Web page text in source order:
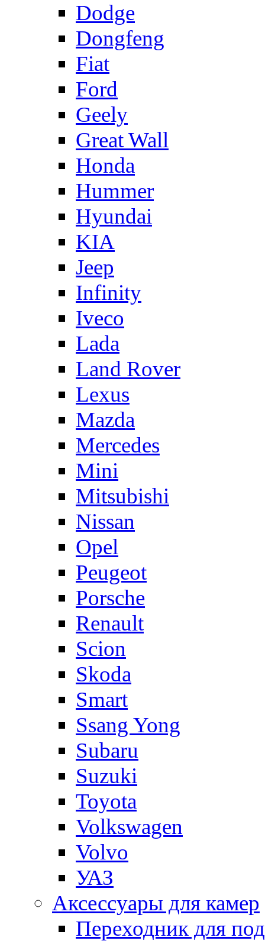
Dodge
Dongfeng
Fiat
Ford
Geely
Great Wall
Honda
Hummer
Hyundai
KIA
Jeep
Infinity
Iveco
Lada
Land Rover
Lexus
Mazda
Mercedes
Mini
Mitsubishi
Nissan
Opel
Peugeot
Porsche
Renault
Scion
Skoda
Smart
Ssang Yong
Subaru
Suzuki
Toyota
Volkswagen
Volvo
УАЗ
Аксессуары для камер
Переходник для